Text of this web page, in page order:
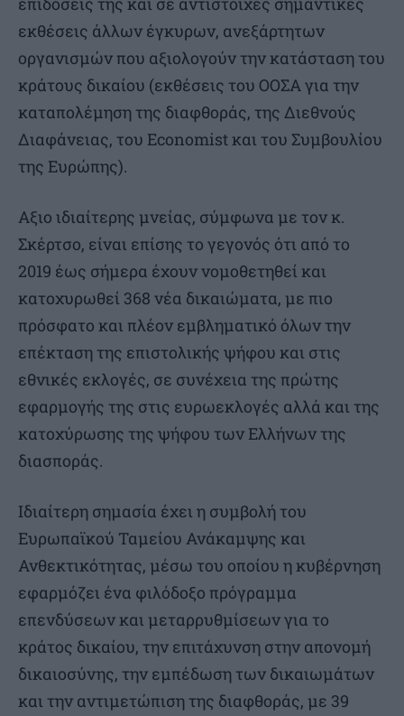
εκθέσεις άλλων έγκυρων, ανεξάρτητων
οργανισμών που αξιολογούν την κατάσταση του
κράτους δικαίου (εκθέσεις του ΟΟΣΑ για την
καταπολέμηση της διαφθοράς, της Διεθνούς
Διαφάνειας, του Economist και του Συμβουλίου
της Ευρώπης).
Αξιο ιδιαίτερης μνείας, σύμφωνα με τον κ.
Σκέρτσο, είναι επίσης το γεγονός ότι από το
2019 έως σήμερα έχουν νομοθετηθεί και
κατοχυρωθεί 368 νέα δικαιώματα, με πιο
πρόσφατο και πλέον εμβληματικό όλων την
επέκταση της επιστολικής ψήφου και στις
εθνικές εκλογές, σε συνέχεια της πρώτης
εφαρμογής της στις ευρωεκλογές αλλά και της
κατοχύρωσης της ψήφου των Ελλήνων της
διασποράς.
Ιδιαίτερη σημασία έχει η συμβολή του
Ευρωπαϊκού Ταμείου Ανάκαμψης και
Ανθεκτικότητας, μέσω του οποίου η κυβέρνηση
εφαρμόζει ένα φιλόδοξο πρόγραμμα
επενδύσεων και μεταρρυθμίσεων για το
κράτος δικαίου, την επιτάχυνση στην απονομή
δικαιοσύνης, την εμπέδωση των δικαιωμάτων
και την αντιμετώπιση της διαφθοράς, με 39